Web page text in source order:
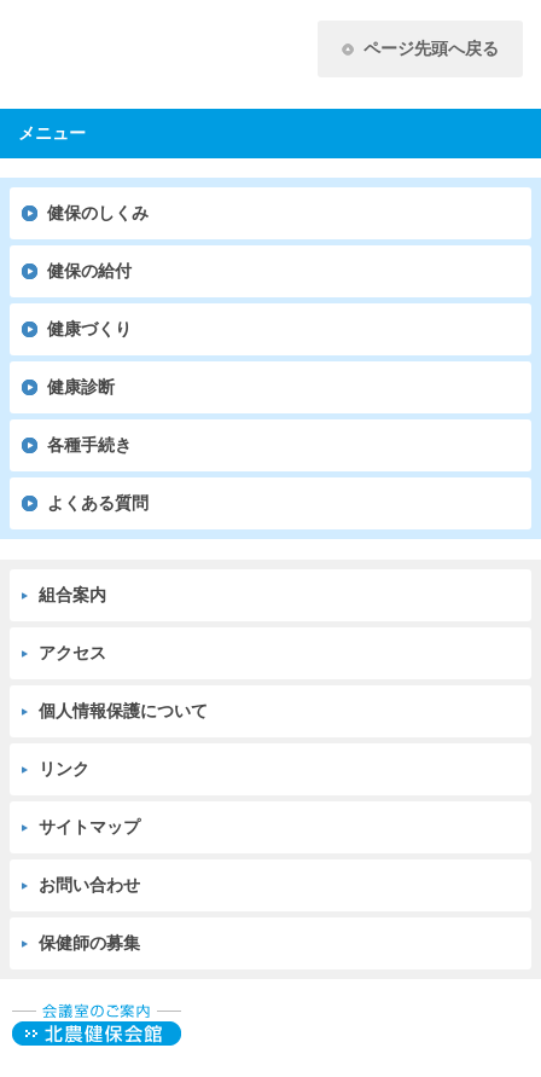
ページ先頭へ戻る
メニュー
健保のしくみ
健保の給付
健康づくり
健康診断
各種手続き
よくある質問
組合案内
アクセス
個人情報保護について
リンク
サイトマップ
お問い合わせ
保健師の募集